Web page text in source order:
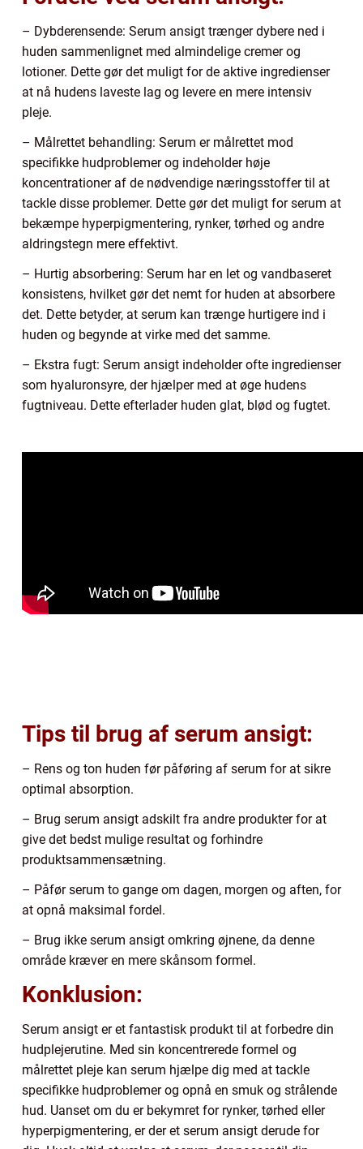
– Dybderensende: Serum ansigt trænger dybere ned i
huden sammenlignet med almindelige cremer og
lotioner. Dette gør det muligt for de aktive ingredienser
at nå hudens laveste lag og levere en mere intensiv
pleje.
– Målrettet behandling: Serum er målrettet mod
specifikke hudproblemer og indeholder høje
koncentrationer af de nødvendige næringsstoffer til at
tackle disse problemer. Dette gør det muligt for serum at
bekæmpe hyperpigmentering, rynker, tørhed og andre
aldringstegn mere effektivt.
– Hurtig absorbering: Serum har en let og vandbaseret
konsistens, hvilket gør det nemt for huden at absorbere
det. Dette betyder, at serum kan trænge hurtigere ind i
huden og begynde at virke med det samme.
– Ekstra fugt: Serum ansigt indeholder ofte ingredienser
som hyaluronsyre, der hjælper med at øge hudens
fugtniveau. Dette efterlader huden glat, blød og fugtet.
Tips til brug af serum ansigt:
– Rens og ton huden før påføring af serum for at sikre
optimal absorption.
– Brug serum ansigt adskilt fra andre produkter for at
give det bedst mulige resultat og forhindre
produktsammensætning.
– Påfør serum to gange om dagen, morgen og aften, for
at opnå maksimal fordel.
– Brug ikke serum ansigt omkring øjnene, da denne
område kræver en mere skånsom formel.
Konklusion:
Serum ansigt er et fantastisk produkt til at forbedre din
hudplejerutine. Med sin koncentrerede formel og
målrettet pleje kan serum hjælpe dig med at tackle
specifikke hudproblemer og opnå en smuk og strålende
hud. Uanset om du er bekymret for rynker, tørhed eller
hyperpigmentering, er der et serum ansigt derude for